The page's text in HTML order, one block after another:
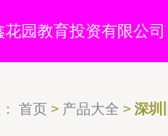
花园教育投资有限公司
首页 > 产品大全 > 深圳